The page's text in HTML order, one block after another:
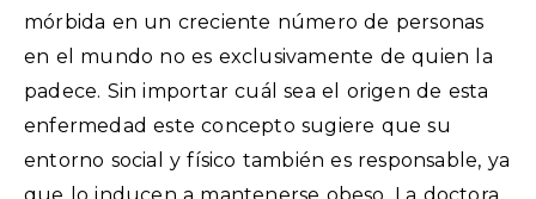
mórbida en un creciente número de personas
en el mundo no es exclusivamente de quien la
padece. Sin importar cuál sea el origen de esta
enfermedad este concepto sugiere que su
entorno social y físico también es responsable, ya